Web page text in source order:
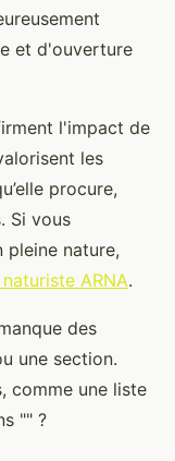
et d'ouverture
l'impact de
les
procure,
Si vous
pleine nature,
ARNA.
des
une section.
comme une liste
"" ?